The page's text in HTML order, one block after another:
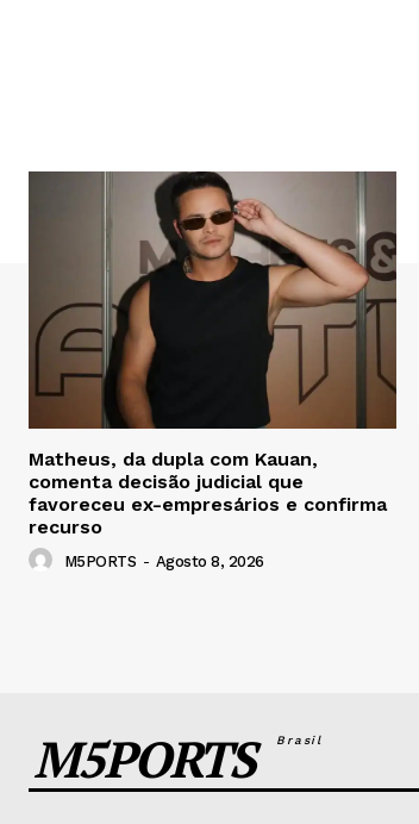
Matheus, da dupla com Kauan,
comenta decisão judicial que
favoreceu ex-empresários e confirma
recurso
M5PORTS - Agosto 8, 2026
M5PORTSBrasil